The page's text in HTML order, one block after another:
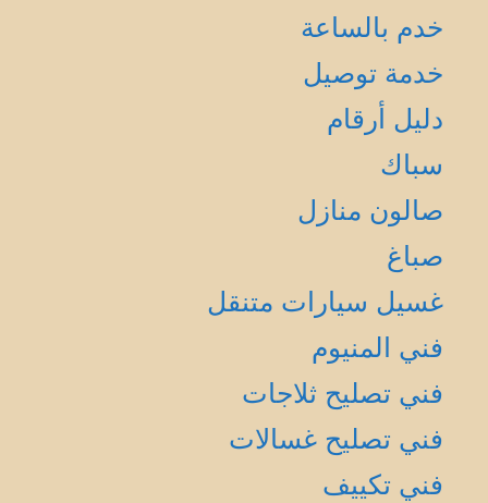
خدم بالساعة
خدمة توصيل
دليل أرقام
سباك
صالون منازل
صباغ
غسيل سيارات متنقل
فني المنيوم
فني تصليح ثلاجات
فني تصليح غسالات
فني تكييف